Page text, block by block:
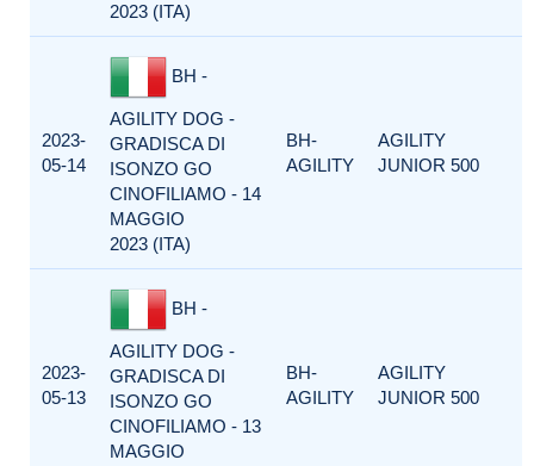
2023 (ITA)
2023-
05-14
BH -
AGILITY DOG -
GRADISCA DI
ISONZO GO
CINOFILIAMO - 14
MAGGIO
2023 (ITA)
BH-
AGILITY
AGILITY
JUNIOR 500
2023-
05-13
BH -
AGILITY DOG -
GRADISCA DI
ISONZO GO
CINOFILIAMO - 13
MAGGIO
BH-
AGILITY
AGILITY
JUNIOR 500